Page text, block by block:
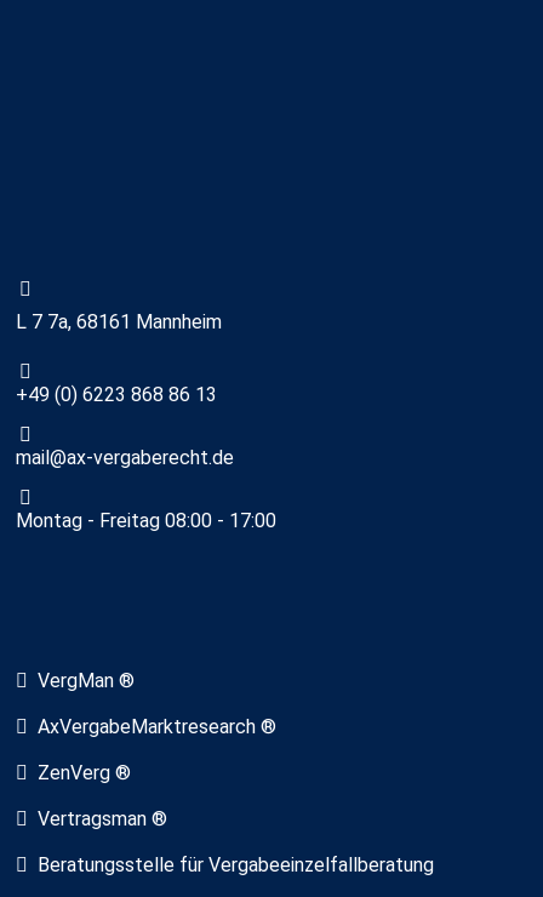
L 7 7a, 68161 Mannheim
+49 (0) 6223 868 86 13
mail@ax-vergaberecht.de
Montag - Freitag 08:00 - 17:00
VergMan ®
AxVergabeMarktresearch ®
ZenVerg ®
Vertragsman ®
Beratungsstelle für Vergabeeinzelfallberatung